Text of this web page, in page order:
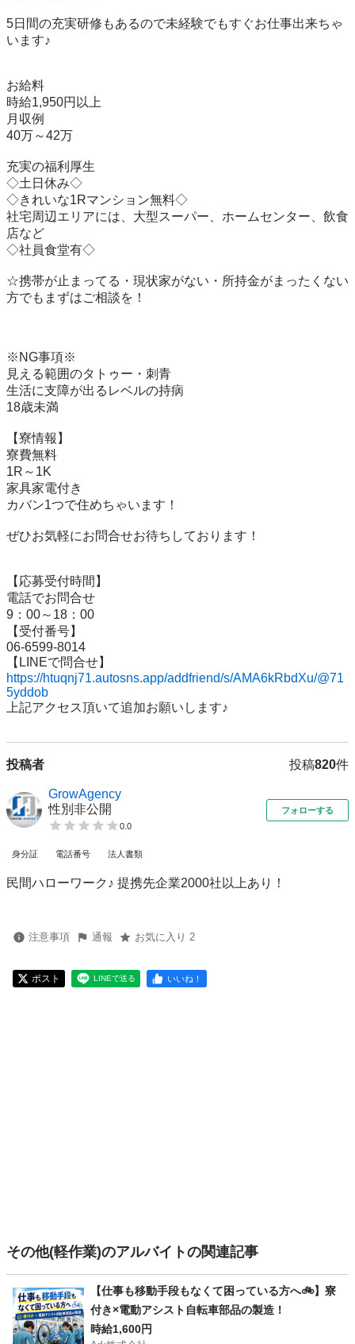
5日間の充実研修もあるので未経験でもすぐお仕事出来ちゃ
います♪
お給料
時給1,950円以上
月収例
40万～42万
充実の福利厚生
◇土日休み◇
◇きれいな1Rマンション無料◇
社宅周辺エリアには、大型スーパー、ホームセンター、飲食
店など
◇社員食堂有◇
☆携帯が止まってる・現状家がない・所持金がまったくない
方でもまずはご相談を！
※NG事項※
見える範囲のタトゥー・刺青
生活に支障が出るレベルの持病
18歳未満
【寮情報】
寮費無料
1R～1K
家具家電付き
カバン1つで住めちゃいます！
ぜひお気軽にお問合せお待ちしております！
【応募受付時間】
電話でお問合せ
9：00～18：00
【受付番号】
06-6599-8014
https://htuqnj71.autosns.app/addfriend/s/AMA6kRbdXu/@71
5yddob
上記アクセス頂いて追加お願いします♪
投稿者 投稿820件
GrowAgency
性別非公開
0.0
フォローする
身分証 電話番号 法人書類
民間ハローワーク♪ 提携先企業2000社以上あり！
注意事項 通報 お気に入り 2
ポスト LINEで送る いいね！
その他(軽作業)のアルバイトの関連記事
【仕事も移動手段もなくて困っている方へ🚲】寮
付き×電動アシスト自転車部品の製造！
時給1,600円